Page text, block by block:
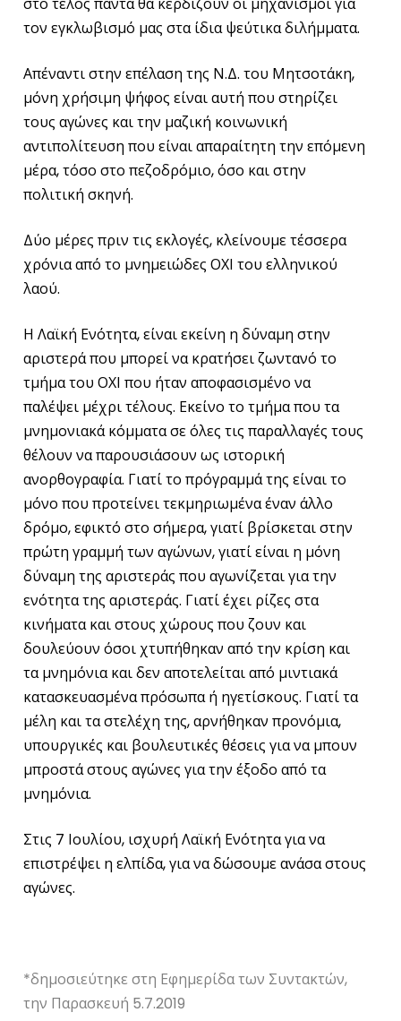
τον εγκλωβισμό μας στα ίδια ψεύτικα διλήμματα.
Απέναντι στην επέλαση της Ν.Δ. του Μητσοτάκη,
μόνη χρήσιμη ψήφος είναι αυτή που στηρίζει
τους αγώνες και την μαζική κοινωνική
αντιπολίτευση που είναι απαραίτητη την επόμενη
μέρα, τόσο στο πεζοδρόμιο, όσο και στην
πολιτική σκηνή.
Δύο μέρες πριν τις εκλογές, κλείνουμε τέσσερα
χρόνια από το μνημειώδες ΟΧΙ του ελληνικού
λαού.
Η Λαϊκή Ενότητα, είναι εκείνη η δύναμη στην
αριστερά που μπορεί να κρατήσει ζωντανό το
τμήμα του ΟΧΙ που ήταν αποφασισμένο να
παλέψει μέχρι τέλους. Εκείνο το τμήμα που τα
μνημονιακά κόμματα σε όλες τις παραλλαγές τους
θέλουν να παρουσιάσουν ως ιστορική
ανορθογραφία. Γιατί το πρόγραμμά της είναι το
μόνο που προτείνει τεκμηριωμένα έναν άλλο
δρόμο, εφικτό στο σήμερα, γιατί βρίσκεται στην
πρώτη γραμμή των αγώνων, γιατί είναι η μόνη
δύναμη της αριστεράς που αγωνίζεται για την
ενότητα της αριστεράς. Γιατί έχει ρίζες στα
κινήματα και στους χώρους που ζουν και
δουλεύουν όσοι χτυπήθηκαν από την κρίση και
τα μνημόνια και δεν αποτελείται από μιντιακά
κατασκευασμένα πρόσωπα ή ηγετίσκους. Γιατί τα
μέλη και τα στελέχη της, αρνήθηκαν προνόμια,
υπουργικές και βουλευτικές θέσεις για να μπουν
μπροστά στους αγώνες για την έξοδο από τα
μνημόνια.
Στις 7 Ιουλίου, ισχυρή Λαϊκή Ενότητα για να
επιστρέψει η ελπίδα, για να δώσουμε ανάσα στους
αγώνες.
*δημοσιεύτηκε στη Εφημερίδα των Συντακτών,
την Παρασκευή 5.7.2019